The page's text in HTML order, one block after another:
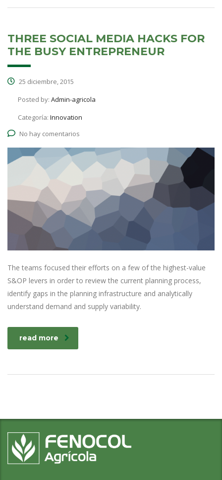
THREE SOCIAL MEDIA HACKS FOR
THE BUSY ENTREPRENEUR
25 diciembre, 2015
Posted by: Admin-agricola
Categoría: Innovation
No hay comentarios
The teams focused their efforts on a few of the highest-value
S&OP levers in order to review the current planning process,
identify gaps in the planning infrastructure and analytically
understand demand and supply variability.
read more